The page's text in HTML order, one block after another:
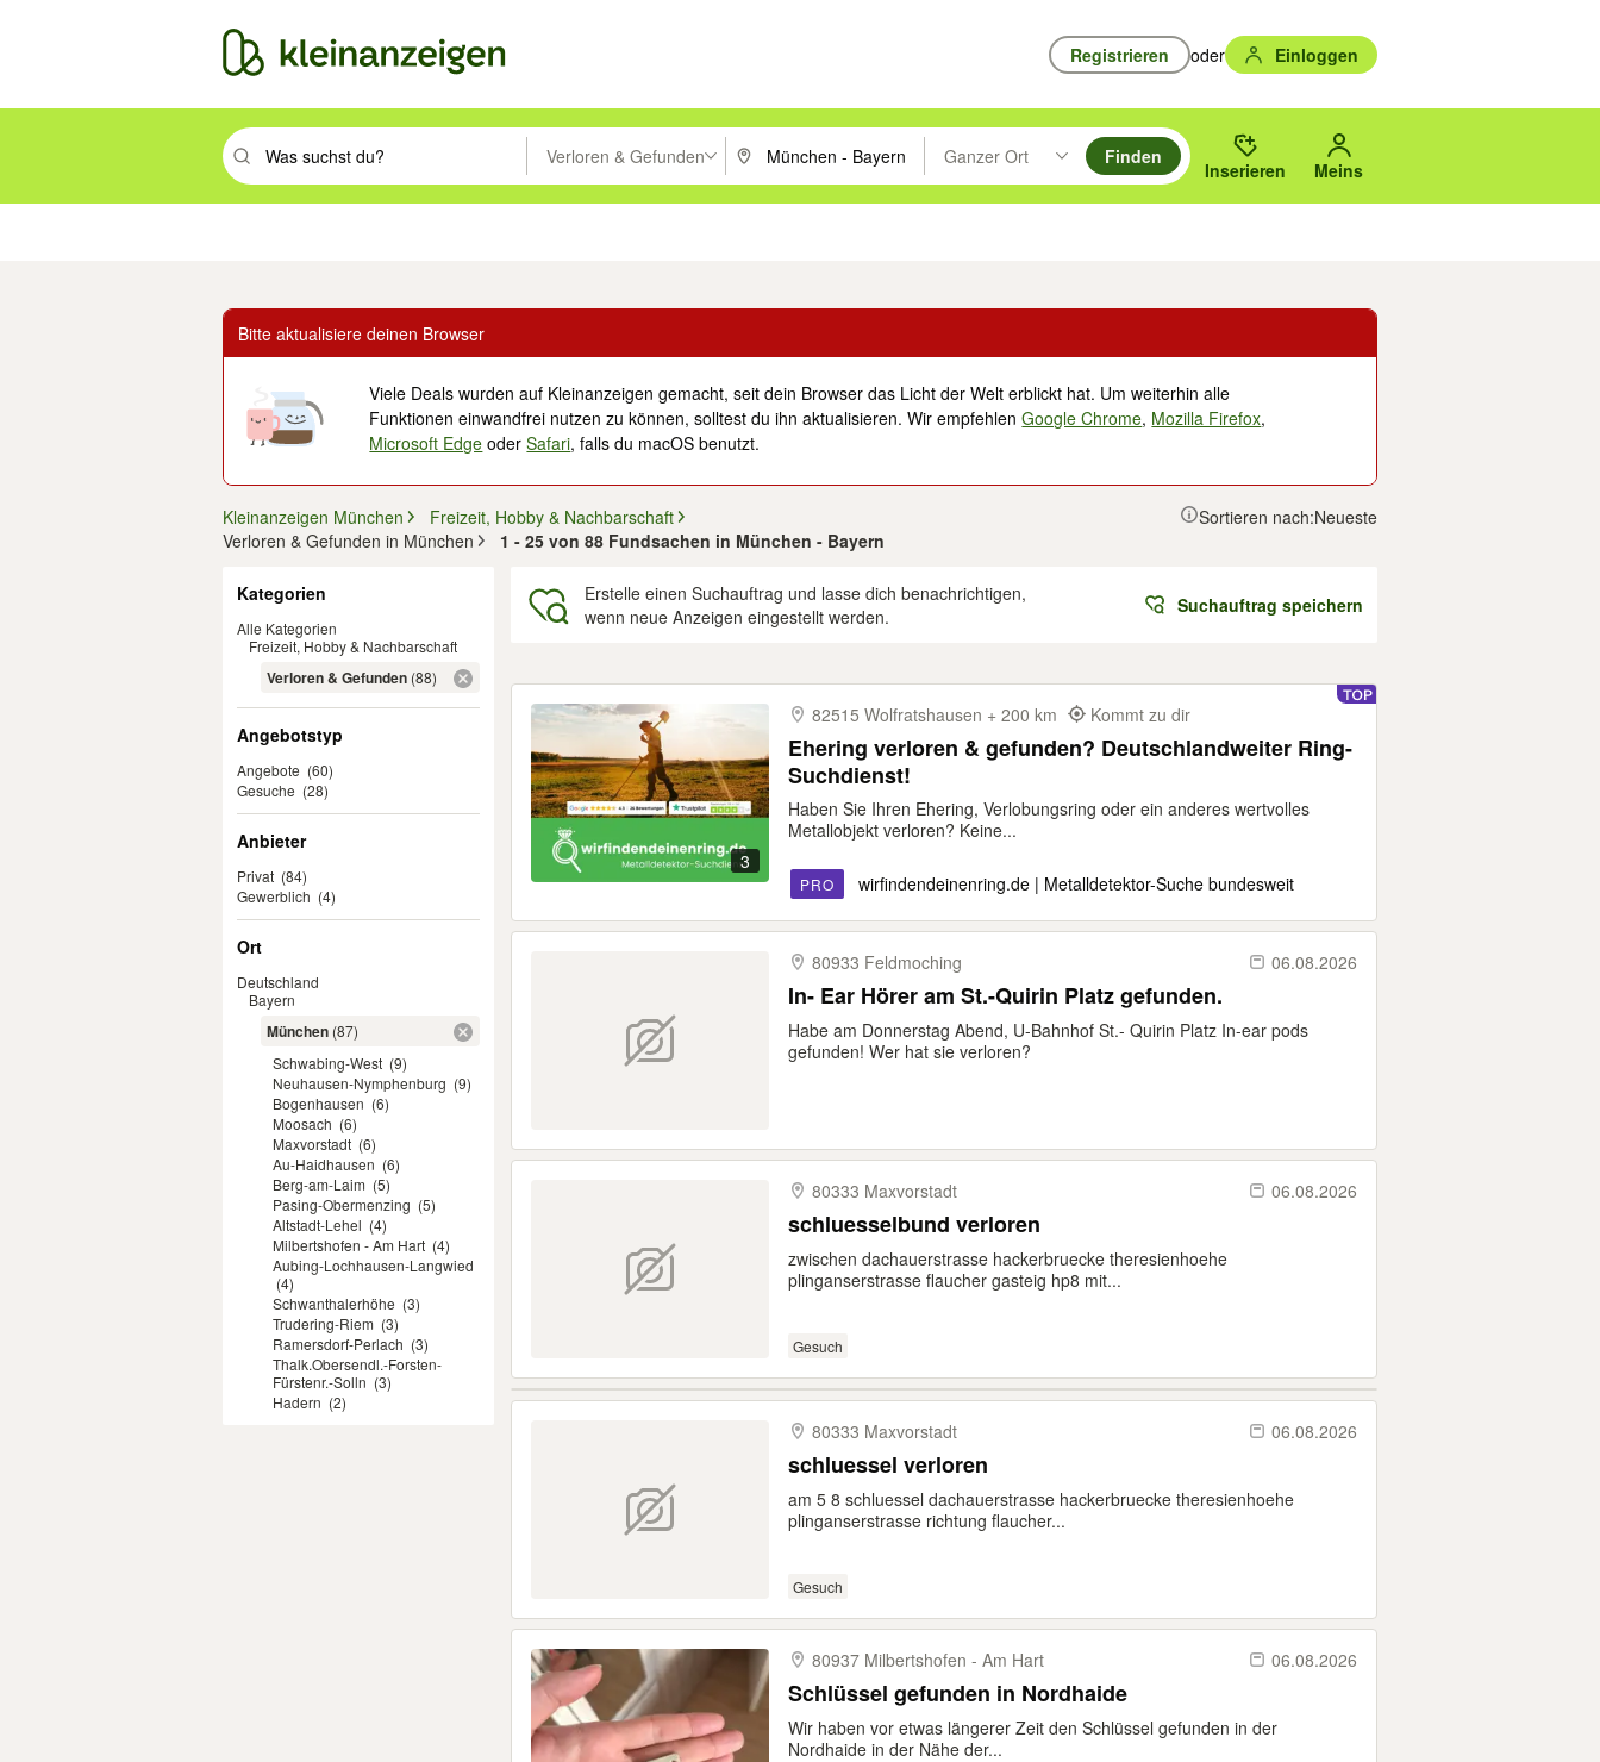
Registrieren oder Einloggen
Suchbegriff eingeben. Eingabetaste drücken um zu suchen, oder Vorschläge mit den Pfeiltasten nach oben/unten durchsuchen und mit Eingabetaste auswählen.
Verloren & Gefunden PLZ oder Ort eingeben. Eingabetaste drücken um zu suchen, oder Vorschläge mit den Pfeiltasten nach oben/
Ganzer Ort
Suche im Umkreis des gewählten Orts oder PLZ.
Finden
Inserieren Meins
Bitte aktualisiere deinen Browser
Viele Deals wurden auf Kleinanzeigen gemacht, seit dein Browser das Licht der Welt erblickt hat. Um weiterhin alle
Funktionen einwandfrei nutzen zu können, solltest du ihn aktualisieren. Wir empfehlenGoogle Chrome, Mozilla Firefox,
Microsoft Edge oderSafari, falls du macOS benutzt.
Kleinanzeigen München
Freizeit, Hobby & Nachbarschaft
Verloren & Gefunden in München
1 - 25 von 88 Fundsachen in München - Bayern
Sortieren nach:Neueste
Kategorien
Alle Kategorien
Freizeit, Hobby & Nachbarschaft
Verloren & Gefunden (88)
Angebotstyp
Angebote (60)
Gesuche (28)
Anbieter
Privat (84)
Gewerblich (4)
Ort
Deutschland
Bayern
München (87)
Schwabing-West (9)
Neuhausen-Nymphenburg (9)
Bogenhausen (6)
Moosach (6)
Maxvorstadt (6)
Au-Haidhausen (6)
Berg-am-Laim (5)
Pasing-Obermenzing (5)
Altstadt-Lehel (4)
Milbertshofen - Am Hart (4)
Aubing-Lochhausen-Langwied
(4)
Schwanthalerhöhe (3)
Trudering-Riem (3)
Ramersdorf-Perlach (3)
Thalk.Obersendl.-Forsten-
Fürstenr.-Solln (3)
Hadern (2)
Erstelle einen Suchauftrag und lasse dich benachrichtigen,
wenn neue Anzeigen eingestellt werden.
Suchauftrag speichern
3
82515 Wolfratshausen + 200 km Kommt zu dir
Ehering verloren & gefunden? Deutschlandweiter Ring-
Suchdienst!
Haben Sie Ihren Ehering, Verlobungsring oder ein anderes wertvolles
Metallobjekt verloren? Keine...
PRO wirfindendeinenring.de | Metalldetektor-Suche bundesweit
80933 Feldmoching 06.08.2026
In- Ear Hörer am St.-Quirin Platz gefunden.
Habe am Donnerstag Abend, U-Bahnhof St.- Quirin Platz In-ear pods
gefunden! Wer hat sie verloren?
80333 Maxvorstadt 06.08.2026
schluesselbund verloren
zwischen dachauerstrasse hackerbruecke theresienhoehe
plinganserstrasse flaucher gasteig hp8 mit...
Gesuch
80333 Maxvorstadt 06.08.2026
schluessel verloren
am 5 8 schluessel dachauerstrasse hackerbruecke theresienhoehe
plinganserstrasse richtung flaucher...
Gesuch
80937 Milbertshofen -​ Am Hart 06.08.2026
Schlüssel gefunden in Nordhaide
Wir haben vor etwas längerer Zeit den Schlüssel gefunden in der
Nordhaide in der Nähe der...